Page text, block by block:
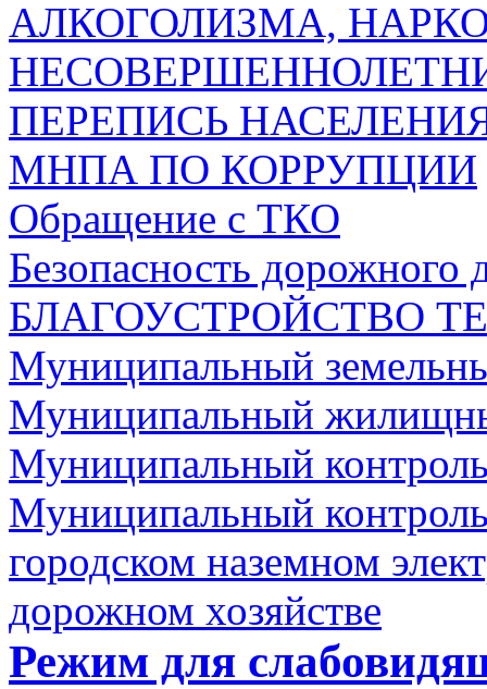
АЛКОГОЛИЗМА,
ПЕРЕПИСЬ НАСЕЛЕНИЯ
МНПА ПО КОРРУПЦИИ
Обращение с ТКО
Безопасность дорожного
БЛАГОУСТРОЙСТВО
Муниципальный
Муниципальный
Муниципальный контроль
Муниципальный
городском наземном
дорожном хозяйстве
Режим для